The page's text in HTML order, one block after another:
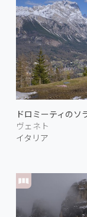
ドロミーティのソ
ヴェネト
イタリア